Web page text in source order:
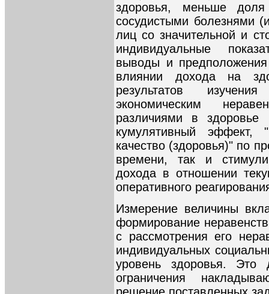
здоровья, меньше
сосудистыми болезнями
лиц со значительной и
индивидуальные
выводы и
влиянии дохода на
результатов
экономическим
различиями в здоровье
кумулятивный эффект,
качество (здоровья)" по
времени, так и
дохода в отношении
оперативного
Измерение величины
формирование
с рассмотрения его
индивидуальных
уровень здоровья. Это
ограничения